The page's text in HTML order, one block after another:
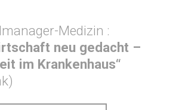
Medizin :
neu gedacht –
im Krankenhaus“